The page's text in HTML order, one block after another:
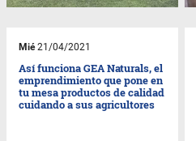
Mié21/04/2021
Así funciona GEA Naturals, el
emprendimiento que pone en
tu mesa productos de calidad
cuidando a sus agricultores